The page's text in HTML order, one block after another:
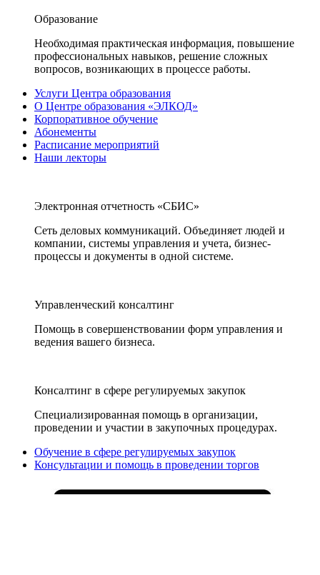
Образование
Необходимая практическая информация, повышение
профессиональных навыков, решение сложных
вопросов, возникающих в процессе работы.
Услуги Центра образования
О Центре образования «ЭЛКОД»
Корпоративное обучение
Абонементы
Расписание мероприятий
Наши лекторы
Электронная отчетность «СБИС»
Сеть деловых коммуникаций. Объединяет людей и
компании, системы управления и учета, бизнес-
процессы и документы в одной системе.
Управленческий консалтинг
Помощь в совершенствовании форм управления и
ведения вашего бизнеса.
Консалтинг в сфере регулируемых закупок
Специализированная помощь в организации,
проведении и участии в закупочных процедурах.
Обучение в сфере регулируемых закупок
Консультации и помощь в проведении торгов